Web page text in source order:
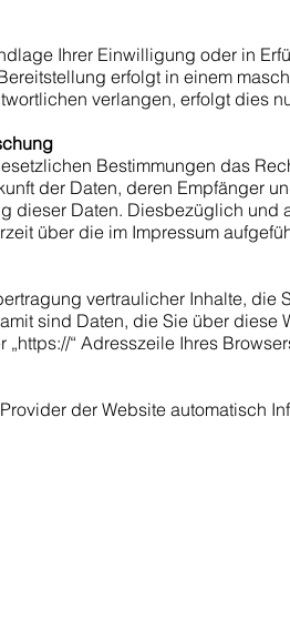
Ihrer Einwilligung oder in
erfolgt in einem
verlangen, erfolgt dies
Bestimmungen das
der Daten, deren Empfänger
dieser Daten. Diesbezüglich und
über die im Impressum
vertraulicher Inhalte, die
sind Daten, die Sie über diese
“ Adresszeile Ihres
der Website automatisch